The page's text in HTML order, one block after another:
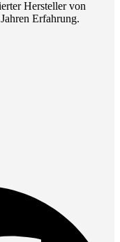
Hersteller von
Erfahrung.